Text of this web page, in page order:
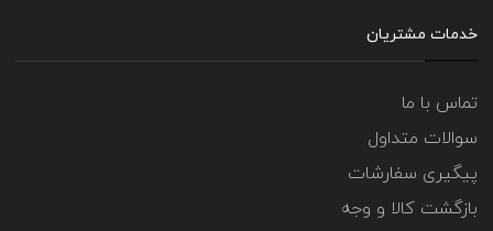
خدمات مشتریان
تماس با ما
سوالات متداول
پیگیری سفارشات
بازگشت کالا و وجه